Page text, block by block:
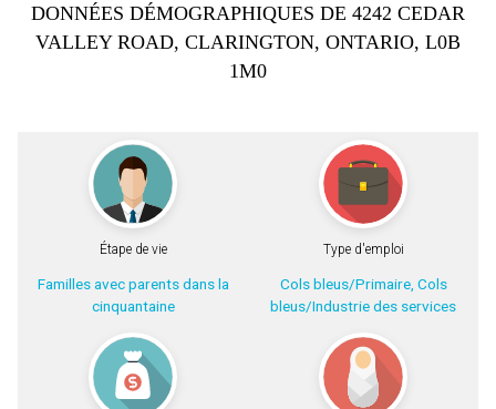
DONNÉES DÉMOGRAPHIQUES DE 4242 CEDAR
VALLEY ROAD, CLARINGTON, ONTARIO, L0B
1M0
Étape de vie
Familles avec parents dans la
cinquantaine
Type d'emploi
Cols bleus/Primaire, Cols
bleus/Industrie des services